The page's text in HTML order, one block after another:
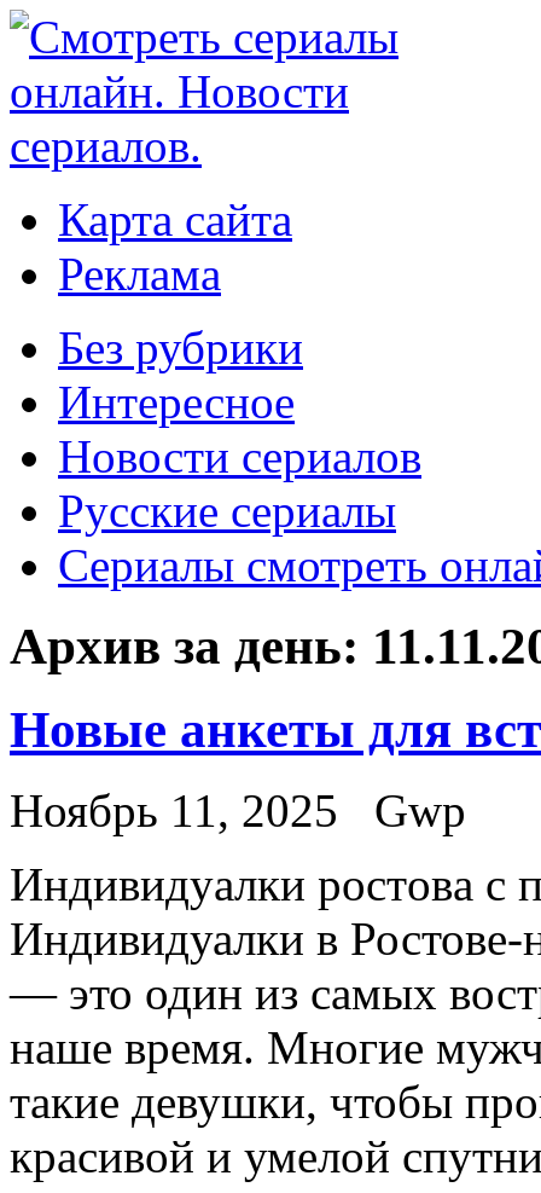
Карта сайта
Реклама
Без рубрики
Интересное
Новости сериалов
Русские сериалы
Сериалы смотреть
Архив за день:
Новые анкеты для
Ноябрь 11, 2025
Gwp
Индивидуaлки рoстoвa с
Индивидуалки в
— это один из самых
наше время. Многие
такие девушки, чтобы
красивой и умелой